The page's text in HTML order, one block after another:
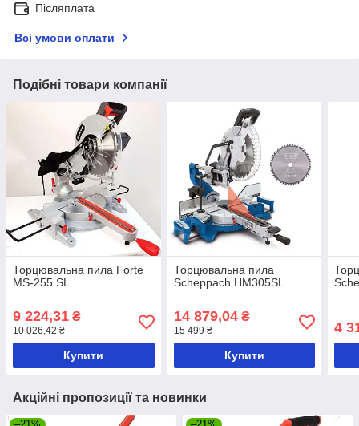
Післяплата
Всі умови оплати
Подібні товари компанії
Торцювальна пила Forte
MS-255 SL
9 224,31 ₴
10 026,42 ₴
Купити
Торцювальна пила
Scheppach HM305SL
14 879,04₴
15 499 ₴
Купити
4
Акційні пропозиції та новинки